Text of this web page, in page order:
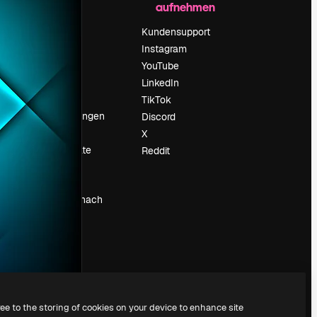
Suchtrends
Blog
Veranstaltungen
Slidesgo
Deine Inhalte
Suchst du nach
aufnehmen
Kundensupport
Instagram
YouTube
LinkedIn
TikTok
Discord
X
Reddit
to the storing of cookies on your device to enhance site